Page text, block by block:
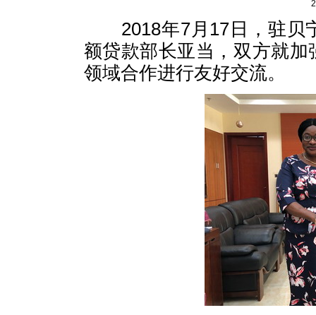
2018年7月17日，驻贝
额贷款部长亚当，双方就
领域合作进行友好交流。